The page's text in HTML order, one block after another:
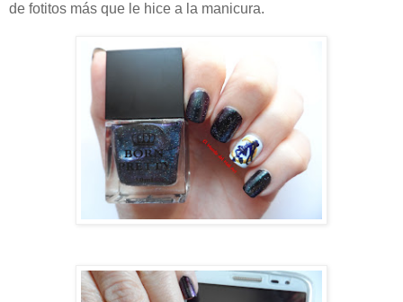
de fotitos más que le hice a la manicura.